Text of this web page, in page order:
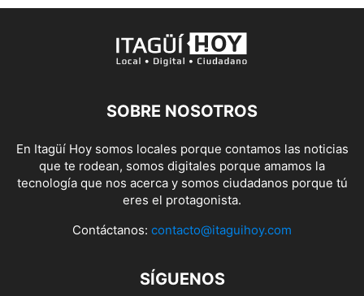
SOBRE NOSOTROS
En Itagüí Hoy somos locales porque contamos las noticias
que te rodean, somos digitales porque amamos la
tecnología que nos acerca y somos ciudadanos porque tú
eres el protagonista.
Contáctanos: contacto@itaguihoy.com
SÍGUENOS